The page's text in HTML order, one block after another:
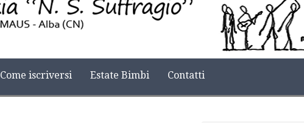
Come iscriversi Estate Bimbi Contatti